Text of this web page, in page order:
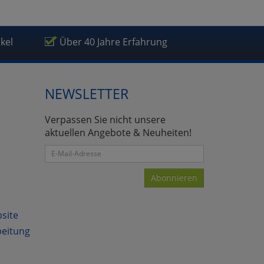
Über 40 Jahre Erfahrung
NEWSLETTER
Verpassen Sie nicht unsere
aktuellen Angebote & Neuheiten!
Abonnieren